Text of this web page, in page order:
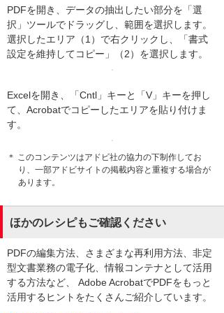
PDFを開き、データの抽出したい部分を「選
択」ツールでドラッグし、範囲を選択します。
選択したエリア（1）で右クリックし、「書式
設定を維持してコピー」（2）を選択します。
Excelを開き、「Cntl」キーと「V」キーを押し
て、Acrobatでコピーしたエリアを貼り付けま
す。
＊ このコンテンツはアドビ社の協力の下制作してお
り、一部アドビサイトの掲載内容と重複する場合が
あります。
ほかのレシピもご確認ください
PDFの編集方法、さまざまな再利用方法、非定
型文書業務の電子化、情報コンテナとして活用
する方法など、 Adobe AcrobatでPDFをもっと
活用するヒントをたくさんご紹介しています。